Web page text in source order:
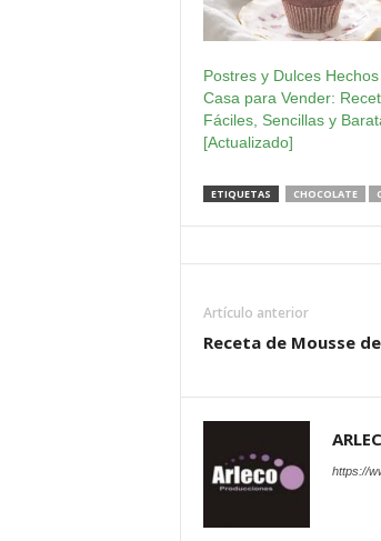
Postres y Dulces
Casa para Vender:
Fáciles, Sencillas y
[Actualizado]
ETIQUETAS CHOCOLATE
Artículo anterior
Receta de Mousse
https://